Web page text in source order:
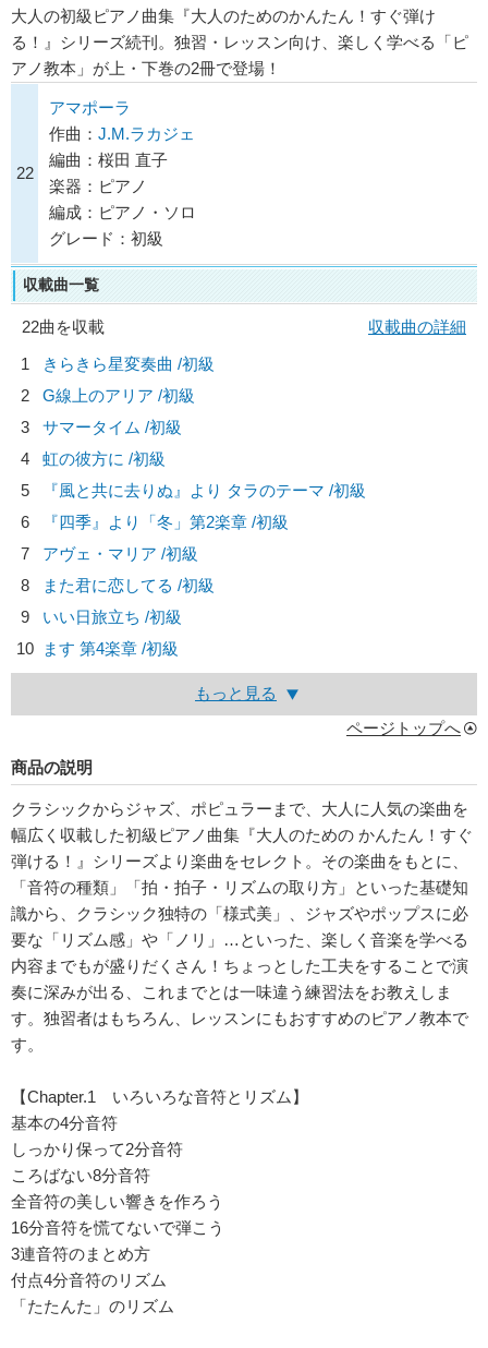
大人の初級ピアノ曲集『大人のためのかんたん！すぐ弾け
る！』シリーズ続刊。独習・レッスン向け、楽しく学べる「ピ
アノ教本」が上・下巻の2冊で登場！
22
アマポーラ
作曲： J.M.ラカジェ
編曲：桜田 直子
楽器：ピアノ
編成：ピアノ・ソロ
グレード：初級
収載曲一覧
22曲を収載
収載曲の詳細
1
きらきら星変奏曲 /初級
2
G線上のアリア /初級
3
サマータイム /初級
4
虹の彼方に /初級
5
『風と共に去りぬ』より タラのテーマ /初級
6
『四季』より「冬」第2楽章 /初級
7
アヴェ・マリア /初級
8
また君に恋してる /初級
9
いい日旅立ち /初級
10
ます 第4楽章 /初級
もっと見る
ページトップへ
商品の説明
クラシックからジャズ、ポピュラーまで、大人に人気の楽曲を
幅広く収載した初級ピアノ曲集『大人のための かんたん！すぐ
弾ける！』シリーズより楽曲をセレクト。その楽曲をもとに、
「音符の種類」「拍・拍子・リズムの取り方」といった基礎知
識から、クラシック独特の「様式美」、ジャズやポップスに必
要な「リズム感」や「ノリ」…といった、楽しく音楽を学べる
内容までもが盛りだくさん！ちょっとした工夫をすることで演
奏に深みが出る、これまでとは一味違う練習法をお教えしま
す。独習者はもちろん、レッスンにもおすすめのピアノ教本で
す。
【Chapter.1 いろいろな音符とリズム】
基本の4分音符
しっかり保って2分音符
ころばない8分音符
全音符の美しい響きを作ろう
16分音符を慌てないで弾こう
3連音符のまとめ方
付点4分音符のリズム
「たたんた」のリズム